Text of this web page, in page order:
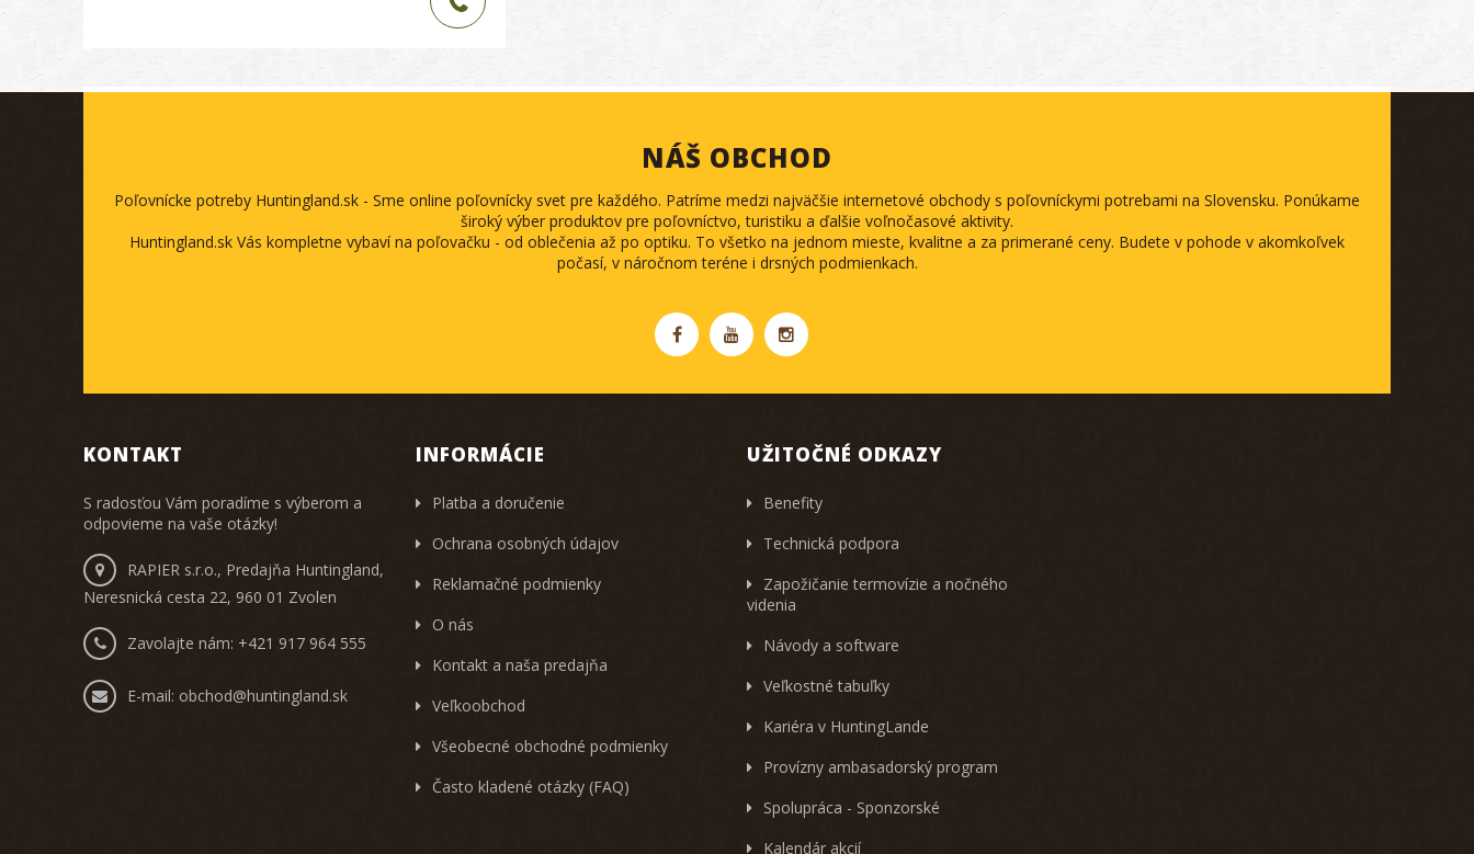
NÁŠ OBCHOD
Poľovnícke potreby Huntingland.sk - Sme online poľovnícky svet pre každého. Patríme medzi najväčšie internetové obchody s poľovníckymi potrebami na Slovensku. Ponúkame
široký výber produktov pre poľovníctvo, turistiku a ďalšie voľnočasové aktivity.
Huntingland.sk Vás kompletne vybaví na poľovačku - od oblečenia až po optiku. To všetko na jednom mieste, kvalitne a za primerané ceny. Budete v pohode v akomkoľvek
počasí, v náročnom teréne i drsných podmienkach.
KONTAKT
S radosťou Vám poradíme s výberom a
odpovieme na vaše otázky!
RAPIER s.r.o., Predajňa Huntingland,
Neresnická cesta 22, 960 01 Zvolen
Zavolajte nám: +421 917 964 555
E-mail: obchod@huntingland.sk
INFORMÁCIE
Platba a doručenie
Ochrana osobných údajov
Reklamačné podmienky
O nás
Kontakt a naša predajňa
Veľkoobchod
Všeobecné obchodné podmienky
Často kladené otázky (FAQ)
UŽITOČNÉ ODKAZY
Benefity
Technická podpora
Zapožičanie termovízie a nočného
videnia
Návody a software
Veľkostné tabuľky
Kariéra v HuntingLande
Provízny ambasadorský program
Spolupráca - Sponzorské
Kalendár akcií